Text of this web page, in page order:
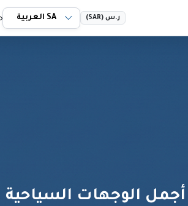
ر.س (SAR)
الوجهات السياحية